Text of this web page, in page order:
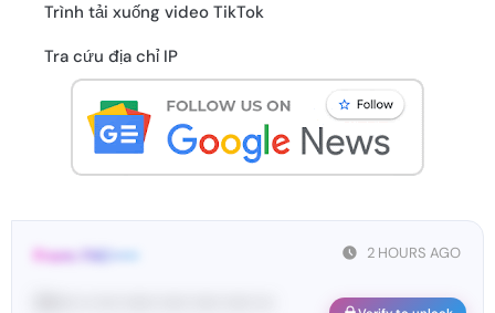
Trình tải xuống video TikTok
Tra cứu địa chỉ IP
2 HOURS AGO
From: FAC•••••